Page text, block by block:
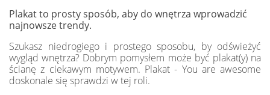
Plakat to prosty sposób, aby do wnętrza wprowadzić
najnowsze trendy.
Szukasz niedrogiego i prostego sposobu, by odświeżyć
wygląd wnętrza? Dobrym pomysłem może być plakat(y) na
ścianę z ciekawym motywem. Plakat - You are awesome
doskonale się sprawdzi w tej roli.